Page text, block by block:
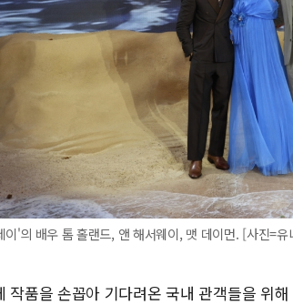
이'의 배우 톰 홀랜드, 앤 해서웨이, 맷 데이먼. [사진=유
작품을 손꼽아 기다려온 국내 관객들을 위